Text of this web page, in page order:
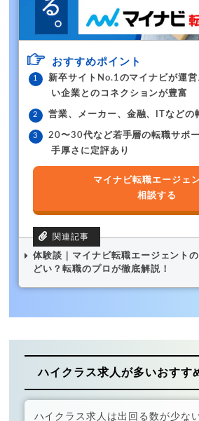
おすすめポイント
新卒サイトNo.1のマイナビが運
い企業とのコネクションが豊富
営業、メーカー、金融、ITなどの
20〜30代など若手層の転職サポ
手厚さに定評あり
マイナビ転職エージェ
相談する
体験談｜マイナビ転職エージェント
どい？転職のプロが徹底解説！
ハイクラス求人が多いおすす
ハイクラス求人は出回る数が少な